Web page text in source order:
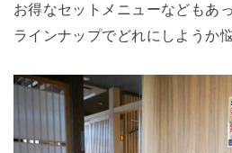
お得なセットメニューなどもあ
ラインナップでどれにしようか